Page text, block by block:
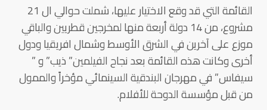
القائمة التي قد وقع الاختيار عليها، شملت حوالي ال 21
مشروع، من 14 دولة أربعة منها لمخرجين قطريين والباقي
موزع على آخرين في الشرق الأوسط وشمال افريقيا ودول
أخرى وكانت هذه القائمة بعد نجاح الفيلمين” ذيب” و ”
سيفاس” في مهرجان البندقية السينمائي مؤخراً والممول
من قبل مؤسسة الدوحة للأفلام.